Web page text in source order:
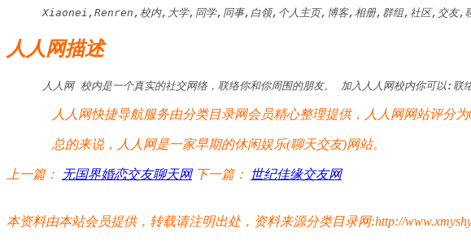
Xiaonei,Renren,校内,大学,同学,同事,白领,个人主页,博客,相册,群组,社区,交友,
人人网描述
人人网 校内是一个真实的社交网络，联络你和你周围的朋友。 加入人人网校内你可以:联
人人网快捷导航服务由分类目录网会员精心整理提供，人人网网站评分
总的来说，人人网是一家早期的休闲娱乐(聊天交友)网站。
上一篇： 无国界婚恋交友聊天网 下一篇：
世纪佳缘交友网
本资料由本站会员提供，转载请注明出处，资料来源分类目录网:http://